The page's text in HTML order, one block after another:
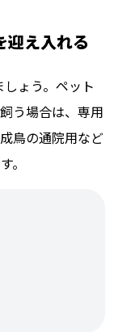
迎え入れる
ょう。ペット
う場合は、専用
鳥の通院用など
。